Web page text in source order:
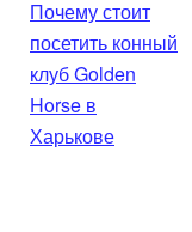
Почему стоит
посетить конный
клуб Golden
Horse в
Харькове